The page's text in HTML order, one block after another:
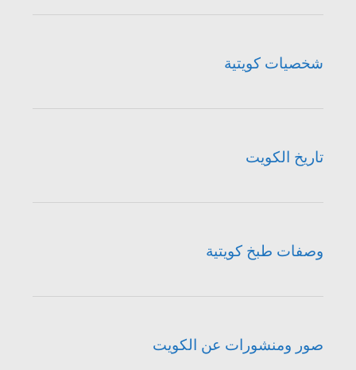
شخصيات كويتية
تاريخ الكويت
وصفات طبخ كويتية
صور ومنشورات عن الكويت